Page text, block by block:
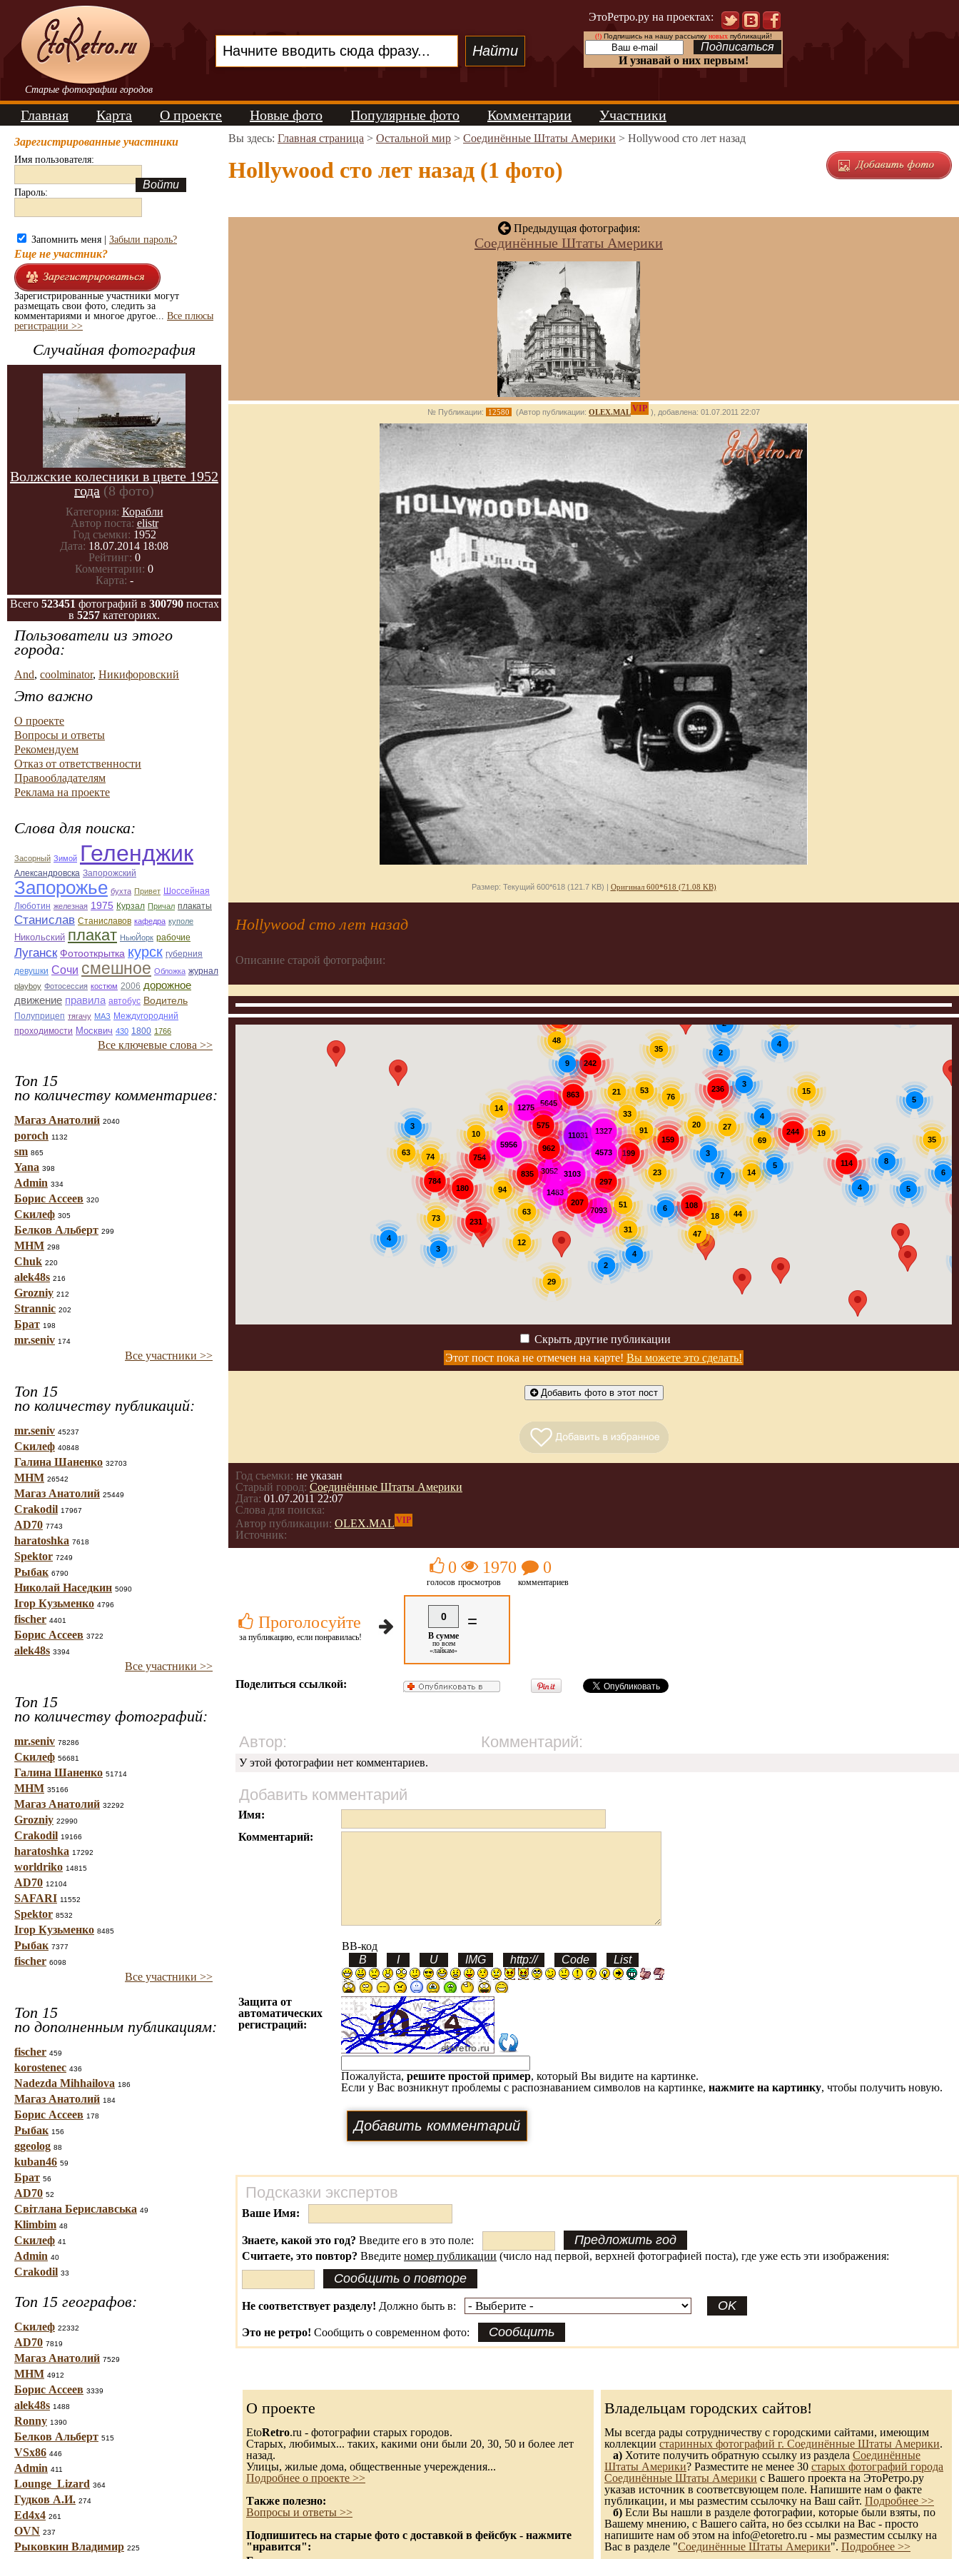
Старые фотографии городов
ЭтоРетро.ру на проектах:
(!)Подпишись на нашу рассылку новыхпубликаций!
И узнавай о них первым!
Главная Карта О проекте Новые фото Популярные фото Комментарии Участники
Зарегистрированные участники
Имя пользователя:
Пароль:
Запомнить меня | Забыли пароль?
Еще не участник?
Зарегистрированные участники могут
размещать свои фото, следить за
комментариями и многое другое... Все плюсы
регистрации >>
Случайная фотография
Волжские колесники в цвете 1952
года (8 фото)
Категория: Корабли
Автор поста: elistr
Год съемки: 1952
Дата: 18.07.2014 18:08
Рейтинг: 0
Комментарии: 0
Карта: -
Всего 523451 фотографий в 300790постах
в 5257 категориях.
Пользователи из этого
города:
And, coolminator, Никифоровский
Это важно
О проекте
Вопросы и ответы
Рекомендуем
Отказ от ответственности
Правообладателям
Реклама на проекте
Слова для поиска:
Засорный Зимой Геленджик
Александровска Запорожский
Запорожье бухта Привет Шоссейная
Люботин железная 1975 Курзал Причал плакаты
Станислав Станиславов кафедра куполе
Никольский плакат НьюЙорк рабочие
Луганск Фотооткрытка курск губерния
девушки Сочи смешное Обложка журнал
playboy Фотосессия костюм 2006 дорожное
движение правила автобус Водитель
Полуприцеп тягачу МАЗ Междугородний
проходимости Москвич 430 1800 1766
Все ключевые слова >>
Топ 15
по количеству комментариев:
Магаз Анатолий 2040
poroch 1132
sm 865
Yana 398
Admin 334
Борис Ассеев 320
Скилеф 305
Белков Альберт 299
МНМ 298
Chuk 220
alek48s 216
Grozniy 212
Strannic 202
Брат 198
mr.seniv 174
Все участники >>
Топ 15
по количеству публикаций:
mr.seniv 45237
Скилеф 40848
Галина Шаненко 32703
МНМ 26542
Магаз Анатолий 25449
Crakodil 17967
AD70 7743
haratoshka 7618
Spektor 7249
Рыбак 6790
Николай Наседкин 5090
Ігор Кузьменко 4796
fischer 4401
Борис Ассеев 3722
alek48s 3394
Все участники >>
Топ 15
по количеству фотографий:
mr.seniv 78286
Скилеф 56681
Галина Шаненко 51714
МНМ 35166
Магаз Анатолий 32292
Grozniy 22990
Crakodil 19166
haratoshka 17292
worldriko 14815
AD70 12104
SAFARI 11552
Spektor 8532
Ігор Кузьменко 8485
Рыбак 7377
fischer 6098
Все участники >>
Топ 15
по дополненным публикациям:
fischer 459
korostenec 436
Nadezda Mihhailova 186
Магаз Анатолий 184
Борис Ассеев 178
Рыбак 156
ggeolog 88
kuban46 59
Брат 56
AD70 52
Світлана Бериславська 49
Klimbim 48
Скилеф 41
Admin 40
Crakodil 33
Топ 15 географов:
Скилеф 22332
AD70 7819
Магаз Анатолий 7529
МНМ 4912
Борис Ассеев 3339
alek48s 1488
Ronny 1390
Белков Альберт 515
VSx86 446
Admin 411
Lounge_Lizard 364
Гудков А.И. 274
Ed4x4 261
OVN 237
Рыковкин Владимир 225
Вы здесь: Главная страница > Остальной мир > Соединённые Штаты Америки > Hollywood сто лет назад
Hollywood сто лет назад (1 фото)
Предыдущая фотография:
Соединённые Штаты Америки
№ Публикации: 12580 (Автор публикации: OLEX.MALVIP ), добавлена: 01.07.2011 22:07
Размер: Текущий 600*618 (121.7 KB) | Оригинал 600*618 (71.08 KB)
Hollywood сто лет назад
Описание старой фотографии:
1483
784
3052
94
5645
3103
11031
754
297
29
159
236
835 14
5956 962
7093
242
863
180
231
244
907
1275
1327 27
76
44
15
48
91
73
21
199
63
20
108
114
12
51
5
35
69
31
7
8
19
10
3
3
47
63
4
4
4
4573
74
23
4
575
33
53
2
6
2
18
3
14
5
207
4
5
6
9
12
2
35
3
Скрыть другие публикации
Этот пост пока не отмечен на карте! Вы можете это сделать!
Добавить фото в этот пост
Год съемки: не указан
Старый город: Соединённые Штаты Америки
Дата: 01.07.2011 22:07
Слова для поиска:
Автор публикации: OLEX.MAL VIP
Источник:
Проголосуйте
за публикацию, если понравилась!
0
голосов
1970
просмотров
0
комментариев
0
В сумме
по всем
«лайкам»
=
Поделиться ссылкой:
Автор: Комментарий:
У этой фотографии нет комментариев.
Добавить комментарий
Имя:
Комментарий:
BB-код
Защита от
автоматических
регистраций:
Пожалуйста, решите простой пример, который Вы видите на картинке.
Если у Вас возникнут проблемы с распознаванием символов на картинке, нажмите на картинку, чтобы получить новую.
Подсказки экспертов
Ваше Имя:
Знаете, какой это год? Введите его в это поле:
Считаете, это повтор? Введите номер публикации (число над первой, верхней фотографией поста), где уже есть эти изображения:
Не соответствует разделу! Должно быть в:
Это не ретро! Сообщить о современном фото:
О проекте
EtoRetro.ru - фотографии старых городов.
Старых, любимых... таких, какими они были 20, 30, 50 и более лет
назад.
Улицы, жилые дома, общественные учереждения...
Подробнее о проекте >>
Также полезно:
Вопросы и ответы >>
Подпишитесь на старые фото с доставкой в фейсбук - нажмите
"нравится":
Владельцам городских сайтов!
Мы всегда рады сотрудничеству с городскими сайтами, имеющим
коллекции старинных фотографий г. Соединённые Штаты Америки.
а) Хотите получить обратную ссылку из раздела Соединённые
Штаты Америки? Разместите не менее 30 старых фотографий города
Соединённые Штаты Америки с Вашего проекта на ЭтоРетро.ру
указав источник в соответсвующем поле. Напишите нам о факте
публикации, и мы разместим ссылочку на Ваш сайт. Подробнее >>
б) Если Вы нашли в разделе фотографии, которые были взяты, по
Вашему мнению, с Вашего сайта, но без ссылки на Вас - просто
напишите нам об этом на info@etoretro.ru - мы разместим ссылку на
Вас в разделе "Соединённые Штаты Америки". Подробнее >>